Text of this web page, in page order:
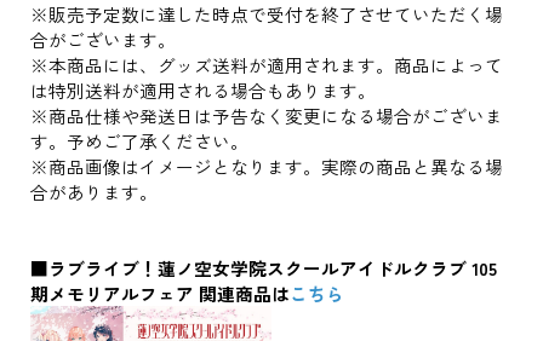
※販売予定数に達した時点で受付を終了させていただく場
合がございます。
※本商品には、グッズ送料が適用されます。商品によって
は特別送料が適用される場合もあります。
※商品仕様や発送日は予告なく変更になる場合がございま
す。予めご了承ください。
※商品画像はイメージとなります。実際の商品と異なる場
合があります。
■ラブライブ！蓮ノ空女学院スクールアイドルクラブ 105
期メモリアルフェア 関連商品はこちら